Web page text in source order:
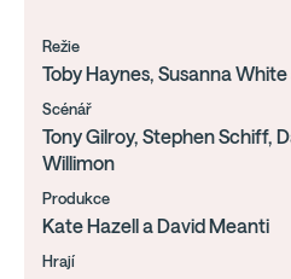
Režie
Toby Haynes, Susanna
Scénář
Tony Gilroy, Stephen Schiff,
Willimon
Produkce
Kate Hazell a David Meanti
Hrají